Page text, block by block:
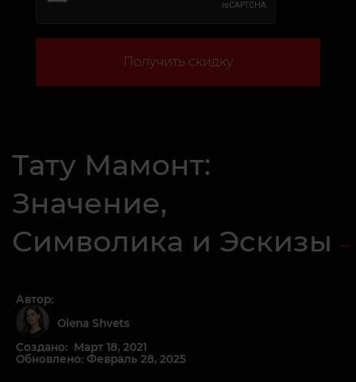
Получить скидку
Тату Мамонт:
Значение,
Символика и Эскизы
Автор:
Olena Shvets
Создано: Март 18, 2021
Обновлено: Февраль 28, 2025